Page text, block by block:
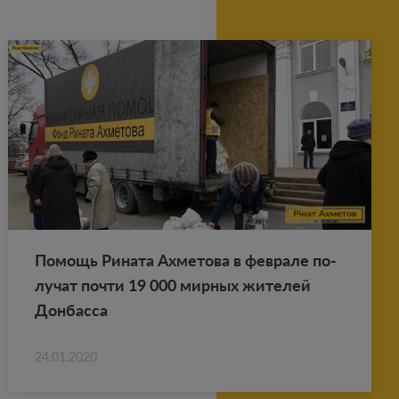
По­мощь Ри­на­та Ах­ме­то­ва в фев­ра­ле по­
лу­чат почти 19 000 мир­ных жи­те­лей
Дон­бас­са
24.01.2020